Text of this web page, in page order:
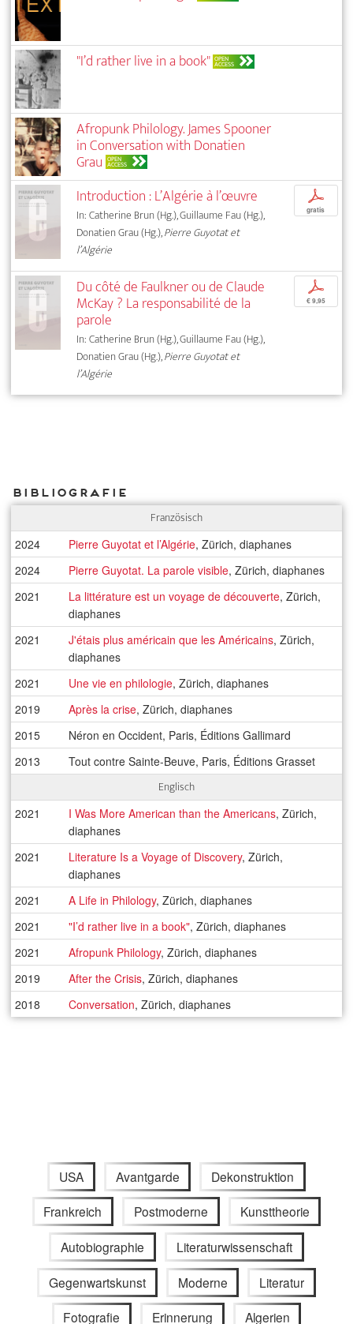
"I’d rather live in a book" OPEN
ACCESS
Afropunk Philology. James Spooner
in Conversation with Donatien
Grau OPEN
ACCESS
Introduction : L’Algérie à l’œuvre
In: Catherine Brun (Hg.), Guillaume Fau (Hg.),
Donatien Grau (Hg.),Pierre Guyotat et
l’Algérie
p
gratis
Du côté de Faulkner ou de Claude
McKay ? La responsabilité de la
parole
In: Catherine Brun (Hg.), Guillaume Fau (Hg.),
Donatien Grau (Hg.),Pierre Guyotat et
l’Algérie
p
€ 9,95
Bibliografie
Französisch
2024 Pierre Guyotat et l’Algérie, Zürich, diaphanes
2024
Pierre Guyotat. La parole visible, Zürich, diaphanes
2021
La littérature est un voyage de découverte, Zürich,
diaphanes
2021
J'étais plus américain que les Américains, Zürich,
diaphanes
2021
Une vie en philologie, Zürich, diaphanes
2019
Après la crise, Zürich, diaphanes
2015
Néron en Occident, Paris, Éditions Gallimard
2013
Tout contre Sainte-Beuve, Paris, Éditions Grasset
Englisch
2021 I Was More American than the Americans, Zürich,
diaphanes
2021
Literature Is a Voyage of Discovery, Zürich,
diaphanes
2021
A Life in Philology, Zürich, diaphanes
2021
"I’d rather live in a book", Zürich, diaphanes
2021
Afropunk Philology, Zürich, diaphanes
2019
After the Crisis, Zürich, diaphanes
2018
Conversation, Zürich, diaphanes
USA Avantgarde Dekonstruktion
Frankreich Postmoderne Kunsttheorie
Autobiographie Literaturwissenschaft
Gegenwartskunst Moderne Literatur
Fotografie Erinnerung Algerien